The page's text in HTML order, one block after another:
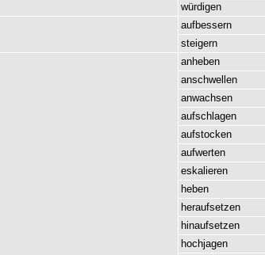
würdigen
aufbessern
steigern
anheben
anschwellen
anwachsen
aufschlagen
aufstocken
aufwerten
eskalieren
heben
heraufsetzen
hinaufsetzen
hochjagen